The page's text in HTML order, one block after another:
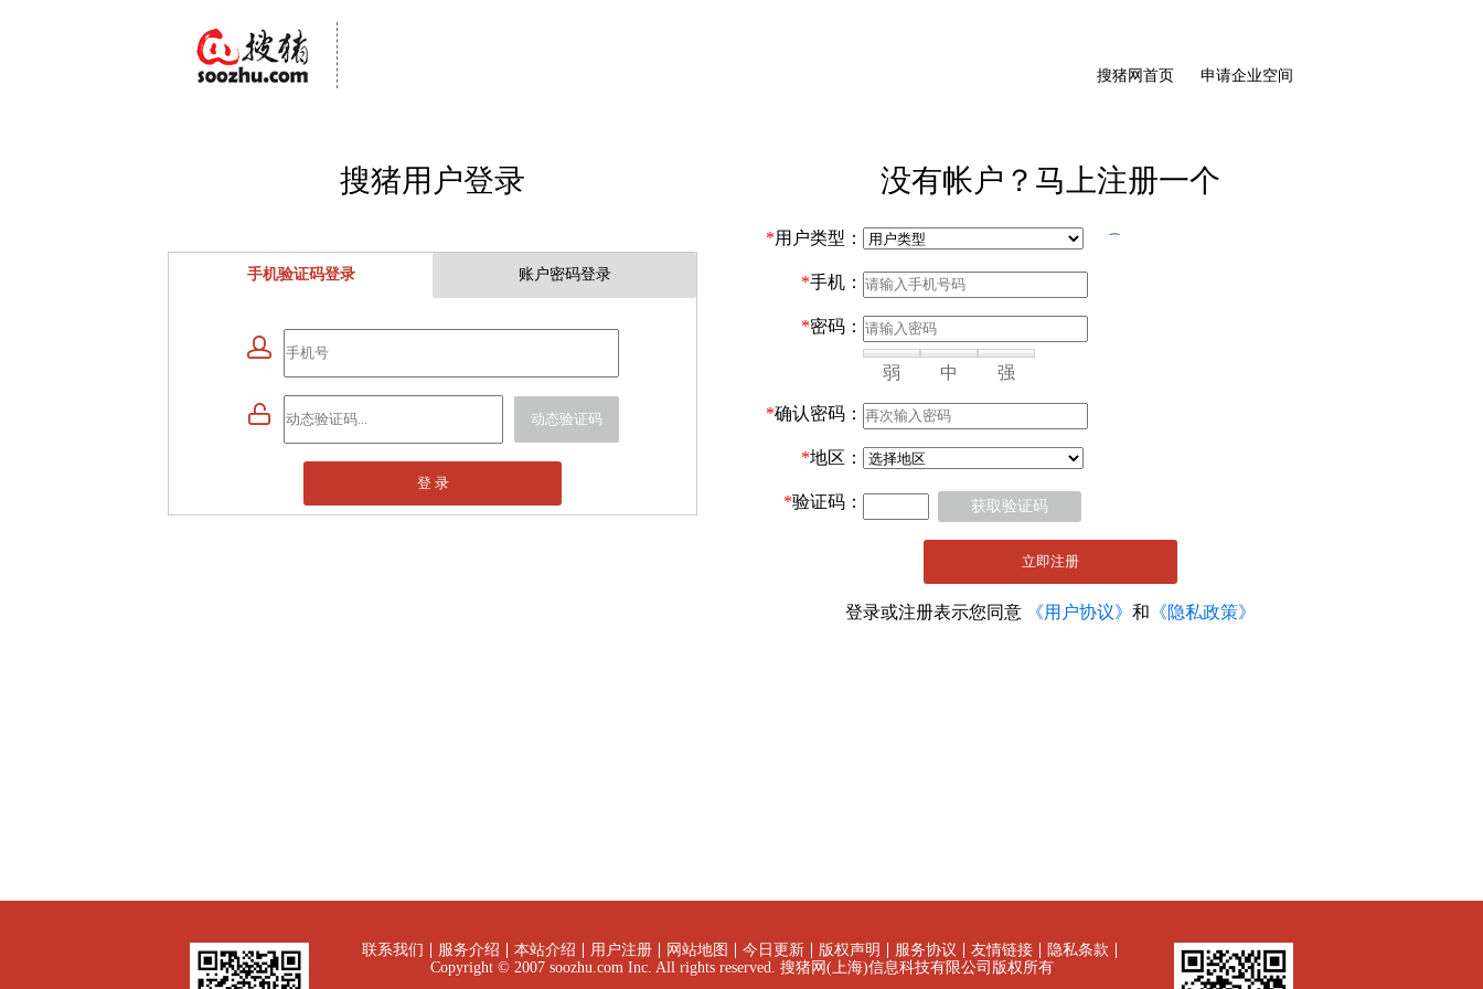
搜猪网首页 申请企业空间
搜猪用户登录
手机验证码登录 账户密码登录

 动态验证码
登 录
没有帐户？马上注册一个
*用户类型：
*手机：
*密码：
弱 中 强
*确认密码：
*地区：
*验证码： 获取验证码
立即注册
登录或注册表示您同意 《用户协议》 和 《隐私政策》
联系我们 服务介绍 本站介绍 用户注册 网站地图 今日更新 版权声明 服务协议 友情链接
隐私条款
Copyright © 2007 soozhu.com Inc. All rights reserved. 搜猪网(上海)信息科技有限公司版权所有